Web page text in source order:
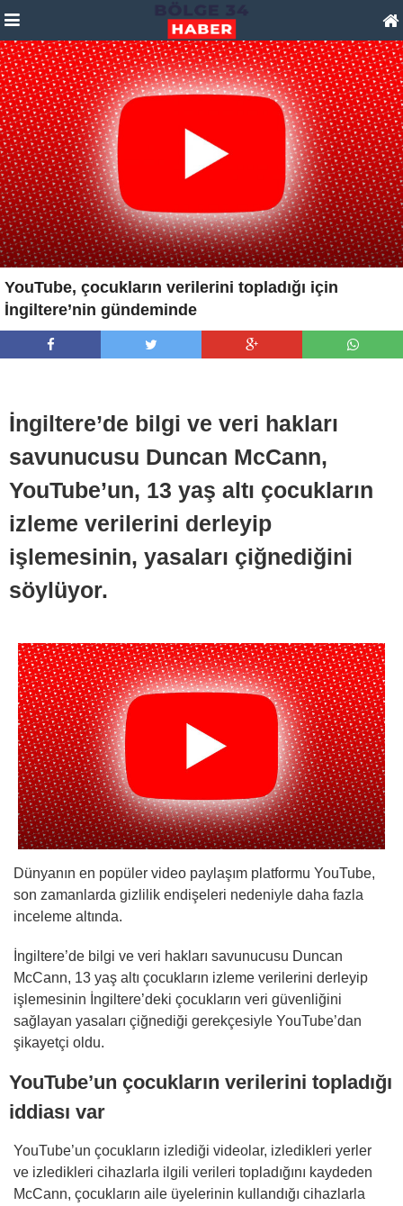
YouTube, çocukların verilerini topladığı için
İngiltere’nin gündeminde
İngiltere’de bilgi ve veri hakları
savunucusu Duncan McCann,
YouTube’un, 13 yaş altı çocukların
izleme verilerini derleyip
işlemesinin, yasaları çiğnediğini
söylüyor.
Dünyanın en popüler video paylaşım platformu YouTube,
son zamanlarda gizlilik endişeleri nedeniyle daha fazla
inceleme altında.
İngiltere’de bilgi ve veri hakları savunucusu Duncan
McCann, 13 yaş altı çocukların izleme verilerini derleyip
işlemesinin İngiltere’deki çocukların veri güvenliğini
sağlayan yasaları çiğnediği gerekçesiyle YouTube’dan
şikayetçi oldu.
YouTube’un çocukların verilerini topladığı
iddiası var
YouTube’un çocukların izlediği videolar, izledikleri yerler
ve izledikleri cihazlarla ilgili verileri topladığını kaydeden
McCann, çocukların aile üyelerinin kullandığı cihazlarla